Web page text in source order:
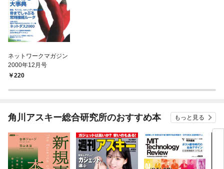
ネットワークマガジン
2000年12月号
220
角川アスキー総合研究所のおすすめ本 もっと見る